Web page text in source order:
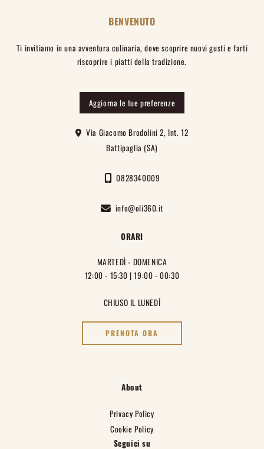
BENVENUTO
Ti invitiamo in una avventura culinaria, dove scoprire nuovi gusti e farti
riscoprire i piatti della tradizione.
Aggiorna le tue preferenze
Via Giacomo Brodolini 2, Int. 12
Battipaglia (SA)
0828340009
info@oli360.it
ORARI
MARTEDÌ - DOMENICA
12:00 - 15:30 | 19:00 - 00:30
CHIUSO IL LUNEDÌ
PRENOTA ORA
About
Privacy Policy
Cookie Policy
Seguici su